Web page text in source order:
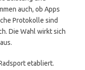
auch, ob Apps
Protokolle sind
Die Wahl wirkt sich
etabliert.